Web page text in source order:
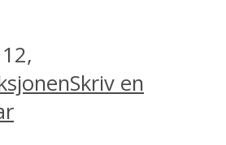
Skriv en